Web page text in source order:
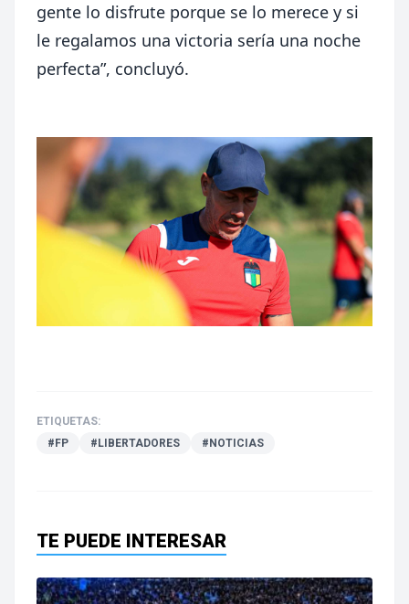
gente lo disfrute porque se lo merece y si
le regalamos una victoria sería una noche
perfecta”, concluyó.
ETIQUETAS:
#FP
#LIBERTADORES #NOTICIAS
TE PUEDE INTERESAR